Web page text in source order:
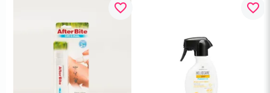
favorite_border favorite_border